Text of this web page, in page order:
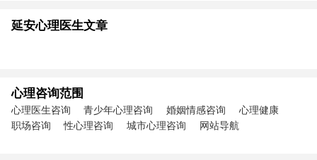
延安心理医生文章
心理咨询范围
心理医生咨询 青少年心理咨询 婚姻情感咨询
心理健康
职场咨询
性心理咨询 城市心理咨询 网站导航